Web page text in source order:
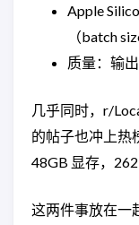
Apple
（batch
质量：输
几乎同时，r/
的帖子也冲上热
48GB 显存，
这两件事放在一